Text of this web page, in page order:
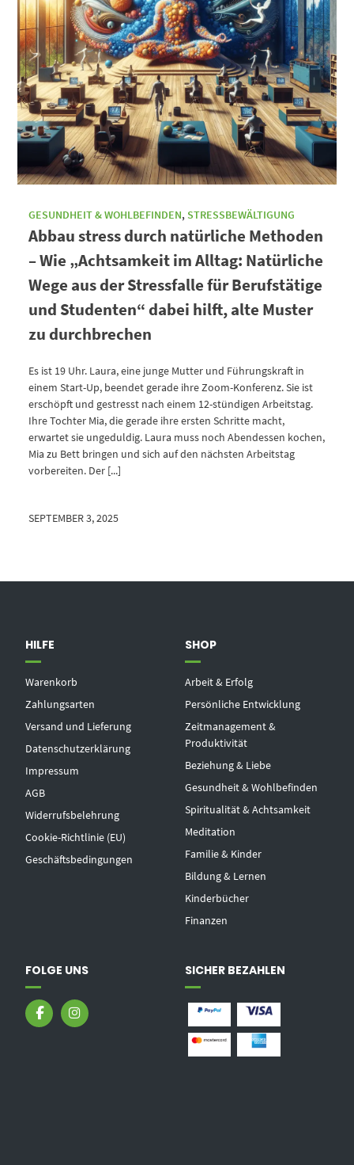
GESUNDHEIT & WOHLBEFINDEN, STRESSBEWÄLTIGUNG
Abbau stress durch natürliche Methoden
– Wie „Achtsamkeit im Alltag: Natürliche
Wege aus der Stressfalle für Berufstätige
und Studenten“ dabei hilft, alte Muster
zu durchbrechen
Es ist 19 Uhr. Laura, eine junge Mutter und Führungskraft in
einem Start-Up, beendet gerade ihre Zoom-Konferenz. Sie ist
erschöpft und gestresst nach einem 12-stündigen Arbeitstag.
Ihre Tochter Mia, die gerade ihre ersten Schritte macht,
erwartet sie ungeduldig. Laura muss noch Abendessen kochen,
Mia zu Bett bringen und sich auf den nächsten Arbeitstag
vorbereiten. Der [...]
SEPTEMBER 3, 2025
HILFE
Warenkorb
Zahlungsarten
Versand und Lieferung
Datenschutzerklärung
Impressum
AGB
Widerrufsbelehrung
Cookie-Richtlinie (EU)
Geschäftsbedingungen
SHOP
Arbeit & Erfolg
Persönliche Entwicklung
Zeitmanagement &
Produktivität
Beziehung & Liebe
Gesundheit & Wohlbefinden
Spiritualität & Achtsamkeit
Meditation
Familie & Kinder
Bildung & Lernen
Kinderbücher
Finanzen
FOLGE UNS SICHER BEZAHLEN